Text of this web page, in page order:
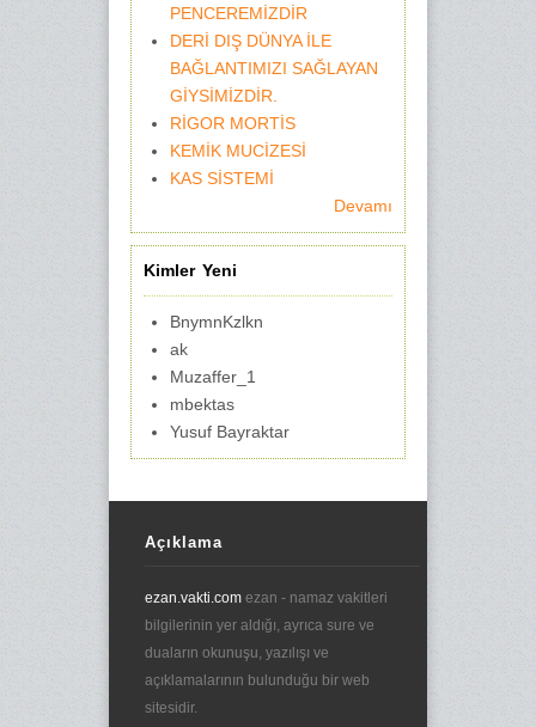
PENCEREMİZDİR
DERİ DIŞ DÜNYA İLE
BAĞLANTIMIZI SAĞLAYAN
GİYSİMİZDİR.
RİGOR MORTİS
KEMİK MUCİZESİ
KAS SİSTEMİ
Devamı
Kimler Yeni
BnymnKzlkn
ak
Muzaffer_1
mbektas
Yusuf Bayraktar
Açıklama
ezan.vakti.com ezan - namaz vakitleri
bilgilerinin yer aldığı, ayrıca sure ve
duaların okunuşu, yazılışı ve
açıklamalarının bulunduğu bir web
sitesidir.